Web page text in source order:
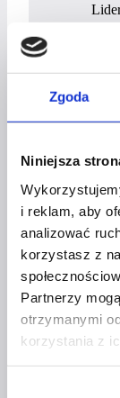
Zgoda
Niniejsza
i reklam, aby
analizować
korzystasz z
Partnerzy
otrzymanymi
korzystania z
Dla
tych, które
się w
pełnej
Twoje
chaosie